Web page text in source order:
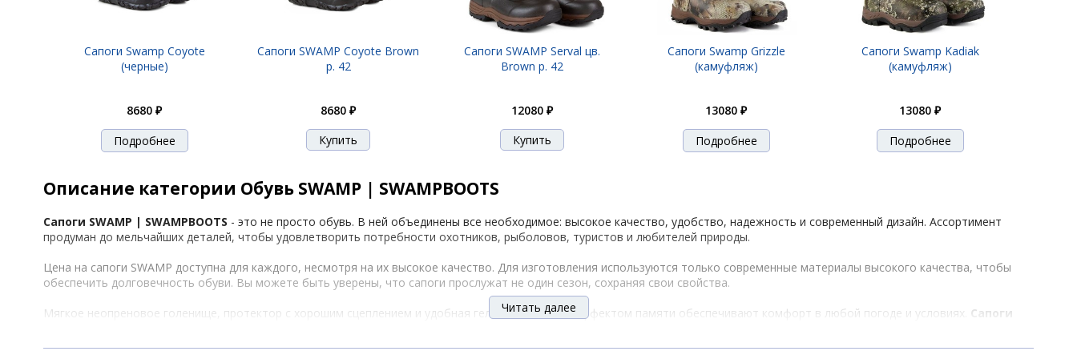
Сапоги Swamp Coyote
(черные)
8680 ₽
Подробнее
Сапоги SWAMP Coyote Brown
р. 42
8680 ₽
Сапоги SWAMP Serval цв.
Brown р. 42
12080 ₽
Сапоги Swamp Grizzle
(камуфляж)
13080 ₽
Подробнее
Сапоги Swamp Kadiak
(камуфляж)
13080 ₽
Подробнее
Описание категории Обувь SWAMP | SWAMPBOOTS
Читать далее
Сапоги SWAMP | SWAMPBOOTS - это не просто обувь. В ней объединены все необходимое: высокое качество, удобство, надежность и современный дизайн. Ассортимент
продуман до мельчайших деталей, чтобы удовлетворить потребности охотников, рыболовов, туристов и любителей природы.
Цена на сапоги SWAMP доступна для каждого, несмотря на их высокое качество. Для изготовления используются только современные материалы высокого качества, чтобы
обеспечить долговечность обуви. Вы можете быть уверены, что сапоги прослужат не один сезон, сохраняя свои свойства.
Мягкое неопреновое голенище, протектор с хорошим сцеплением и удобная гелевая стелька с эффектом памяти обеспечивают комфорт в любой погоде и условиях.
Сапоги